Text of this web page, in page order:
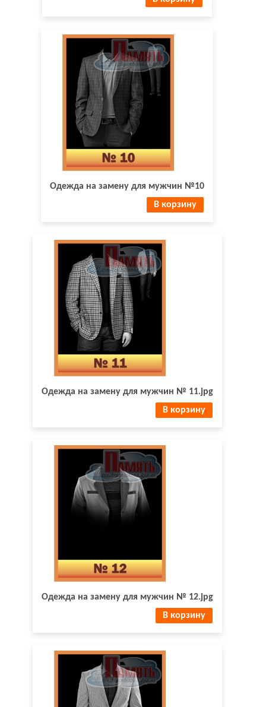
Одежда на замену для мужчин №10
В корзину
Одежда на замену для мужчин № 11.jpg
В корзину
Одежда на замену для мужчин № 12.jpg
В корзину